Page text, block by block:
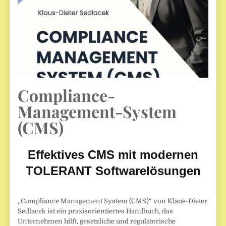
Compliance-
Management-System
(CMS)
Effektives CMS mit modernen
TOLERANT Softwarelösungen
„Compliance Management System (CMS)“ von Klaus-Dieter
Sedlacek ist ein praxisorientiertes Handbuch, das
Unternehmen hilft, gesetzliche und regulatorische